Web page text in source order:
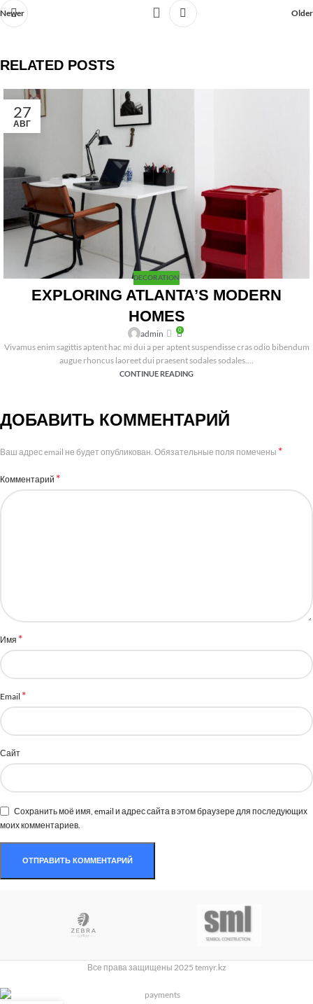
Newer Older
RELATED POSTS
27
АВГ
DECORATION
EXPLORING ATLANTA’S MODERN
HOMES
admin 0
Vivamus enim sagittis aptent hac mi dui a per aptent suspendisse cras odio bibendum
augue rhoncus laoreet dui praesent sodales sodales....
CONTINUE READING
ДОБАВИТЬ КОММЕНТАРИЙ
Ваш адрес email не будет опубликован. Обязательные поля помечены *
Комментарий *
Имя *
Email *
Сайт
Сохранить моё имя, email и адрес сайта в этом браузере для последующих
моих комментариев.
Все права защищены 2025 temyr.kz